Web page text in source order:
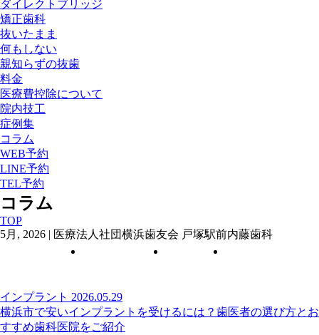
ダイレクトブリッジ
矯正歯科
抜いたまま
何もしない
親知らずの抜歯
料金
医療費控除について
院内技工
症例集
コラム
WEB予約
LINE予約
TEL予約
コラム
TOP
5月, 2026 | 医療法人社団横浜歯友会 戸塚駅前内藤歯科
インプラント
お役立ち情報 一般歯科
インプラント 2026.05.29
横浜市で安いインプラントを受けるには？歯医者の選び方とお
すすめ歯科医院をご紹介